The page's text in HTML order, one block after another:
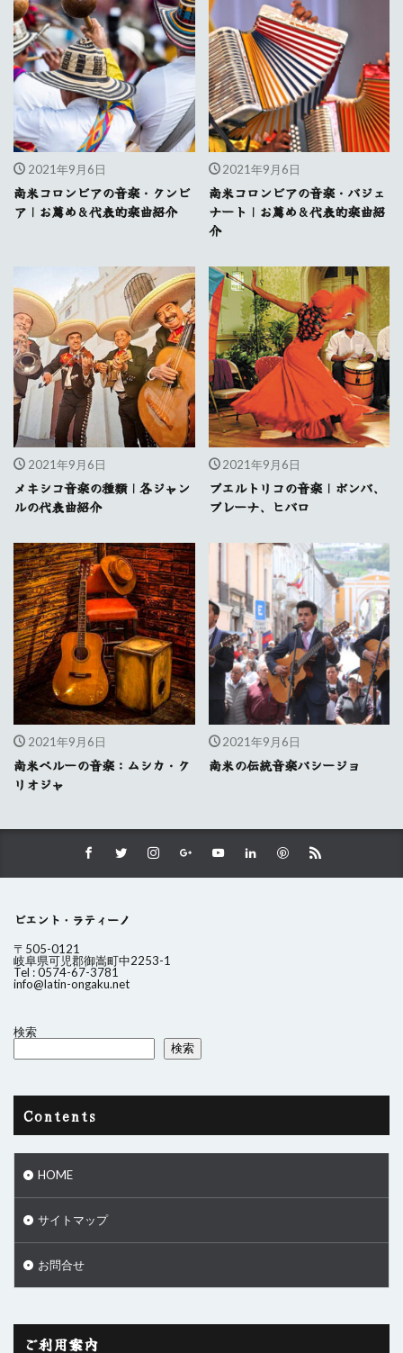
2021年9月6日
南米コロンビアの音楽・クンビ
ア｜お薦め&代表的楽曲紹介
2021年9月6日
南米コロンビアの音楽・バジェ
ナート｜お薦め&代表的楽曲紹
介
2021年9月6日
メキシコ音楽の種類｜各ジャン
ルの代表曲紹介
2021年9月6日
プエルトリコの音楽｜ボンバ、
プレーナ、ヒバロ
2021年9月6日
南米ペルーの音楽：ムシカ・ク
リオジャ
2021年9月6日
南米の伝統音楽パシージョ
ビエント・ラティーノ
〒505-0121
岐阜県可児郡御嵩町中2253-1
Tel : 0574-67-3781
info@latin-ongaku.net
検索
検索
Contents
HOME
サイトマップ
お問合せ
ご利用案内